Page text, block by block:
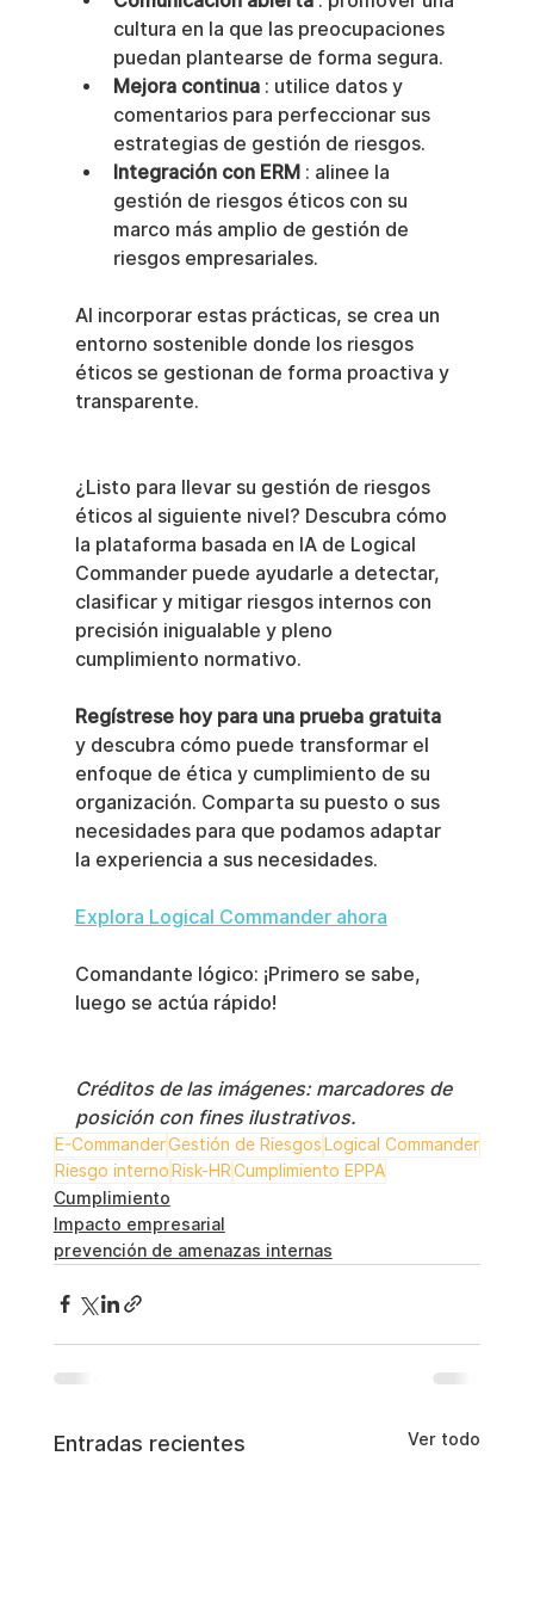
cultura en la que las preocupaciones
puedan plantearse de forma segura.
Mejora continua : utilice datos y
comentarios para perfeccionar sus
estrategias de gestión de riesgos.
Integración con ERM : alinee la
gestión de riesgos éticos con su
marco más amplio de gestión de
riesgos empresariales.
Al incorporar estas prácticas, se crea un
entorno sostenible donde los riesgos
éticos se gestionan de forma proactiva y
transparente.
¿Listo para llevar su gestión de riesgos
éticos al siguiente nivel? Descubra cómo
la plataforma basada en IA de Logical
Commander puede ayudarle a detectar,
clasificar y mitigar riesgos internos con
precisión inigualable y pleno
cumplimiento normativo.
Regístrese hoy para una prueba gratuita
y descubra cómo puede transformar el
enfoque de ética y cumplimiento de su
organización. Comparta su puesto o sus
necesidades para que podamos adaptar
la experiencia a sus necesidades.
Explora Logical Commander ahora
Comandante lógico: ¡Primero se sabe,
luego se actúa rápido!
Créditos de las imágenes: marcadores de
posición con fines ilustrativos.
E-CommanderGestión de Riesgos Logical Commander
Riesgo interno Risk-HRCumplimiento EPPA
Cumplimiento
Impacto empresarial
prevención de amenazas internas
Entradas recientes Ver todo